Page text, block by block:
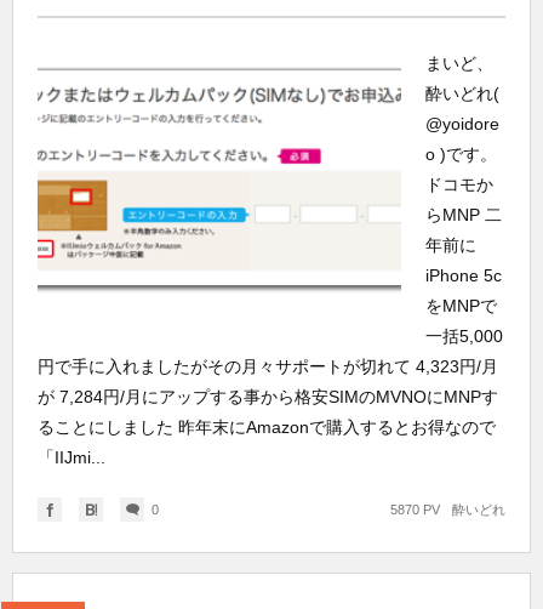
まいど、
酔いどれ(
@yoidore
o )です。
ドコモか
らMNP 二
年前に
iPhone 5c
をMNPで
一括5,000
円で手に入れましたがその月々サポートが切れて 4,323円/月
が 7,284円/月にアップする事から格安SIMのMVNOにMNPす
ることにしました 昨年末にAmazonで購入するとお得なので
「IIJmi...
0 酔いどれ
5870 PV